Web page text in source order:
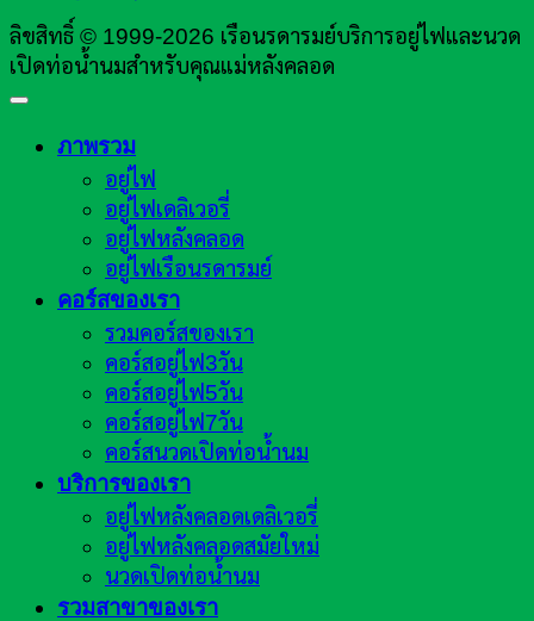
ลิขสิทธิ์ © 1999-2026 เรือนรดารมย์บริการอยู่ไฟและนวด
เปิดท่อน้ำนมสำหรับคุณแม่หลังคลอด
ภาพรวม
อยู่ไฟ
อยู่ไฟเดลิเวอรี่
อยู่ไฟหลังคลอด
อยู่ไฟเรือนรดารมย์
คอร์สของเรา
รวมคอร์สของเรา
คอร์สอยู่ไฟ3วัน
คอร์สอยู่ไฟ5วัน
คอร์สอยู่ไฟ7วัน
คอร์สนวดเปิดท่อน้ำนม
บริการของเรา
อยู่ไฟหลังคลอดเดลิเวอรี่
อยู่ไฟหลังคลอดสมัยใหม่
นวดเปิดท่อน้ำนม
รวมสาขาของเรา